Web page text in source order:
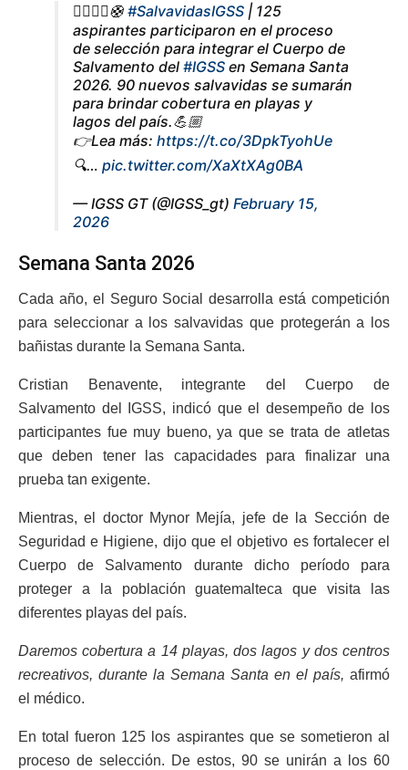
🏊🏼‍♂️🚨🛟#SalvavidasIGSS | 125
aspirantes participaron en el proceso
de selección para integrar el Cuerpo de
Salvamento del #IGSS en Semana Santa
2026. 90 nuevos salvavidas se sumarán
para brindar cobertura en playas y
lagos del país.💪🏼
👉Lea más: https://t.co/3DpkTyohUe
🔍… pic.twitter.com/XaXtXAg0BA
— IGSS GT (@IGSS_gt) February 15,
2026
Semana Santa 2026
Cada año, el Seguro Social desarrolla está competición
para seleccionar a los salvavidas que protegerán a los
bañistas durante la Semana Santa.
Cristian Benavente, integrante del Cuerpo de
Salvamento del IGSS, indicó que el desempeño de los
participantes fue muy bueno, ya que se trata de atletas
que deben tener las capacidades para finalizar una
prueba tan exigente.
Mientras, el doctor Mynor Mejía, jefe de la Sección de
Seguridad e Higiene, dijo que el objetivo es fortalecer el
Cuerpo de Salvamento durante dicho período para
proteger a la población guatemalteca que visita las
diferentes playas del país.
Daremos cobertura a 14 playas, dos lagos y dos centros
recreativos, durante la Semana Santa en el país, afirmó
el médico.
En total fueron 125 los aspirantes que se sometieron al
proceso de selección. De estos, 90 se unirán a los 60